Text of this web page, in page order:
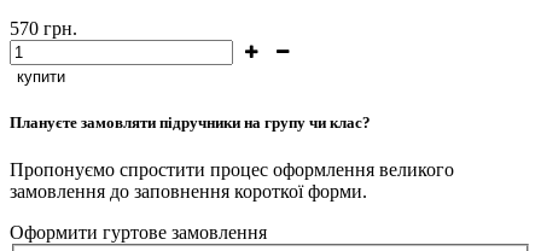
570 грн.
купити
Плануєте замовляти підручники на групу чи клас?
Пропонуємо спростити процес оформлення великого
замовлення до заповнення короткої форми.
Оформити гуртове замовлення